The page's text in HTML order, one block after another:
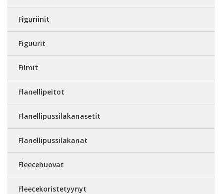
Figuriinit
Figuurit
Filmit
Flanellipeitot
Flanellipussilakanasetit
Flanellipussilakanat
Fleecehuovat
Fleecekoristetyynyt